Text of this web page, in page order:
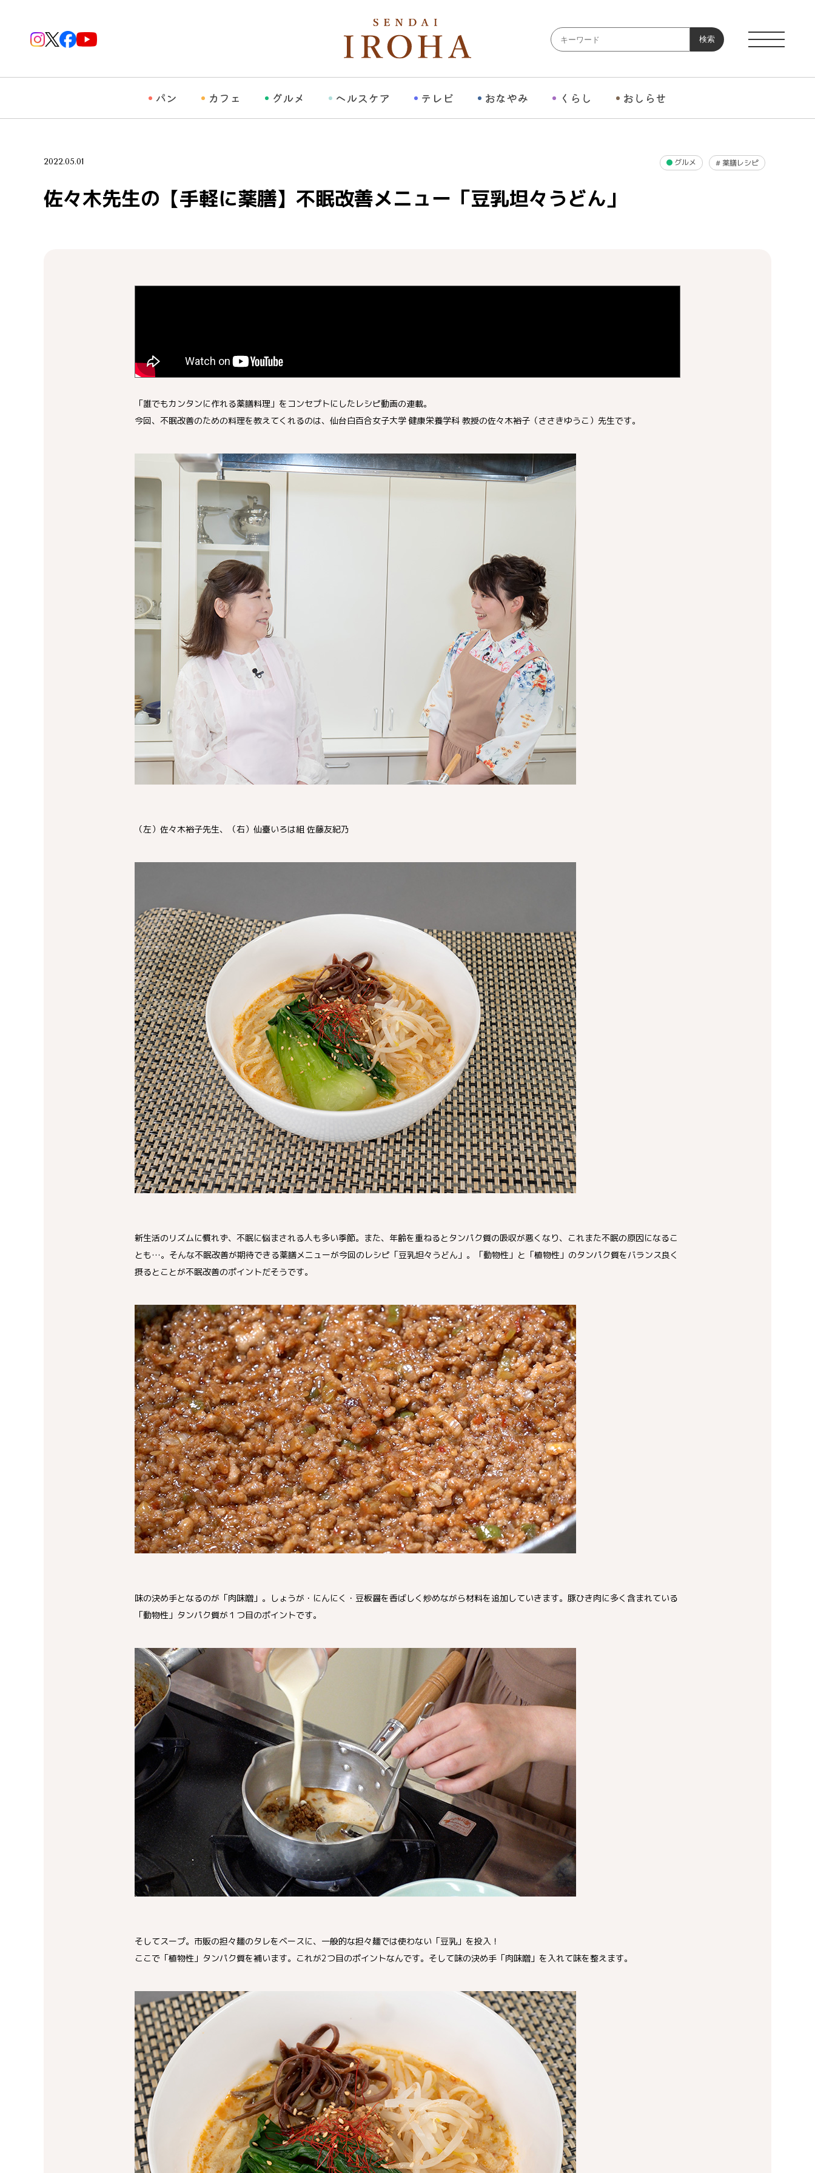
検索
パン カフェ グルメ ヘルスケア テレビ おなやみ くらし おしらせ
2022.05.01 グルメ # 薬膳レシピ
佐々木先生の【手軽に薬膳】不眠改善メニュー「豆乳坦々うどん」
「誰でもカンタンに作れる薬膳料理」をコンセプトにしたレシピ動画の連載。
今回、不眠改善のための料理を教えてくれるのは、仙台白百合女子大学 健康栄養学科 教授の佐々木裕子（ささきゆうこ）先生です。
（左）佐々木裕子先生、（右）仙臺いろは組 佐藤友紀乃
新生活のリズムに慣れず、不眠に悩まされる人も多い季節。また、年齢を重ねるとタンパク質の吸収が悪くなり、これまた不眠の原因になるこ
とも…。そんな不眠改善が期待できる薬膳メニューが今回のレシピ「豆乳坦々うどん」。「動物性」と「植物性」のタンパク質をバランス良く
摂るとことが不眠改善のポイントだそうです。
味の決め手となるのが「肉味噌」。しょうが・にんにく・豆板醤を香ばしく炒めながら材料を追加していきます。豚ひき肉に多く含まれている
「動物性」タンパク質が１つ目のポイントです。
そしてスープ。市販の担々麺のタレをベースに、一般的な担々麺では使わない「豆乳」を投入！
ここで「植物性」タンパク質を補います。これが2つ目のポイントなんです。そして味の決め手「肉味噌」を入れて味を整えます。